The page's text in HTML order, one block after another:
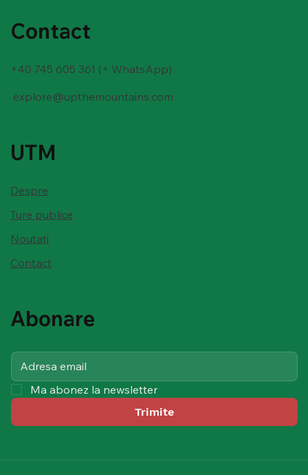
Contact
+40 745 605 361 (+ WhatsApp)
explore@upthemountains.com
UTM
Despre
Ture publice
Noutati
Contact
Abonare
Ma abonez la newsletter
Trimite